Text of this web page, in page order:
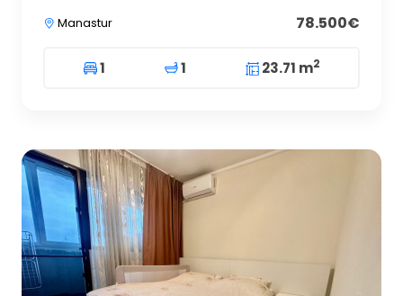
Manastur 78.500€
1 1 23.71 m2